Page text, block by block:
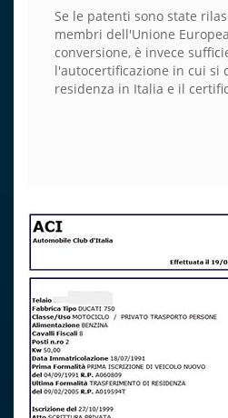
Se le patenti sono state
membri dell'Unione
conversione, è invece
l'autocertificazione in cui si
residenza in Italia e il